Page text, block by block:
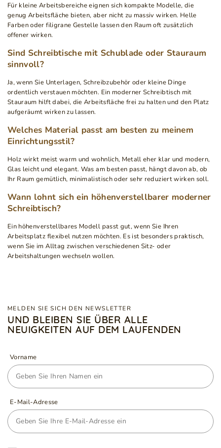
Für kleine Arbeitsbereiche eignen sich kompakte Modelle, die
genug Arbeitsfläche bieten, aber nicht zu massiv wirken. Helle
Farben oder filigrane Gestelle lassen den Raum oft zusätzlich
offener wirken.
Sind Schreibtische mit Schublade oder Stauraum
sinnvoll?
Ja, wenn Sie Unterlagen, Schreibzubehör oder kleine Dinge
ordentlich verstauen möchten. Ein moderner Schreibtisch mit
Stauraum hilft dabei, die Arbeitsfläche frei zu halten und den Platz
aufgeräumt wirken zu lassen.
Welches Material passt am besten zu meinem
Einrichtungsstil?
Holz wirkt meist warm und wohnlich, Metall eher klar und modern,
Glas leicht und elegant. Was am besten passt, hängt davon ab, ob
Ihr Raum gemütlich, minimalistisch oder sehr reduziert wirken soll.
Wann lohnt sich ein höhenverstellbarer moderner
Schreibtisch?
Ein höhenverstellbares Modell passt gut, wenn Sie Ihren
Arbeitsplatz flexibel nutzen möchten. Es ist besonders praktisch,
wenn Sie im Alltag zwischen verschiedenen Sitz- oder
Arbeitshaltungen wechseln wollen.
MELDEN SIE SICH DEN NEWSLETTER
UND BLEIBEN SIE ÜBER ALLE
NEUIGKEITEN AUF DEM LAUFENDEN
Vorname
E-Mail-Adresse